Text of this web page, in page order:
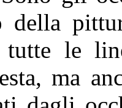
della
tutte le
ma